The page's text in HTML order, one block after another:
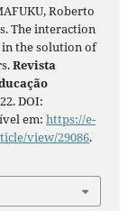
Roberto
The interaction
the solution of
Revista
DOI:
em: https://e-
view/29086.